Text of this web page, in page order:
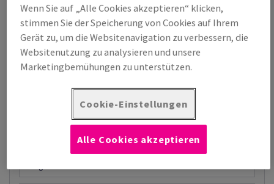
Conqueror Glatt, cream, 300g/m2,, ohne Wasserzeichen, woodfree
ECF with 15% cotton, 350µm, 450mm x 640mm, SRA2, SB, Paket zu 100
Bogen/Blatt, FSC Mix Credit
Produktinformation
Produkt weiterempfehlen
Listenpreis
LIEFERZEIT 2-3 TAGE
Mengeneinheiten
Wenn Sie auf „Alle Cookies akzeptieren“ klicken,
stimmen Sie der Speicherung von Cookies auf Ihrem
Gerät zu, um die Websitenavigation zu verbessern, die
Websitenutzung zu analysieren und unsere
Marketingbemühungen zu unterstützen.
Cookie-Einstellungen
Alle Cookies akzeptieren